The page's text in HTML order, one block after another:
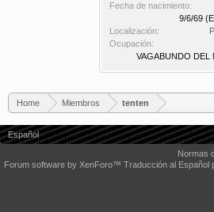
Fecha de nacimiento:
9/6/69
Localización:
Ocupación:
VAGABUNDO DEL
Home Miembros tenten
Español
Normas
Forum software by XenForo™ Traducción al Español